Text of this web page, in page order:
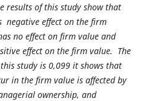
results of this study show that
negative effect on the firm
no effect on firm value and
effect on the firm value. The
study is 0,099 it shows that
in the firm value is affected by
ownership, and